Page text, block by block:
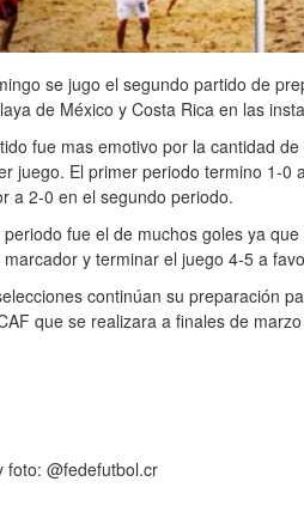
se jugo el segundo partido de
de México y Costa Rica en las
fue mas emotivo por la cantidad
juego. El primer periodo termino 1-0
a 2-0 en el segundo periodo.
periodo fue el de muchos goles ya
y terminar el juego 4-5 a
continúan su preparación
que se realizara a finales de
foto: @fedefutbol.cr